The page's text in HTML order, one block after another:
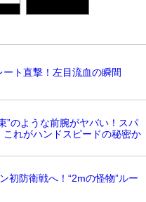
ート直撃！左目流血の瞬間
”のような前腕がヤバい！スパ
れがハンドスピードの秘密か
初防衛戦へ！“2mの怪物”ルー